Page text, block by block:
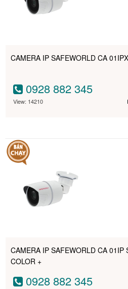
CAMERA IP SAFEWORLD CA
0928 882 345
View: 14210
CAMERA IP SAFEWORLD CA 01IP
COLOR +
0928 882 345